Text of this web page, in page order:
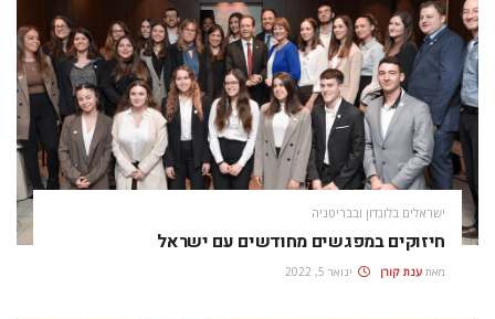
ישראלים בלונדון ובבריטניה
חיזוקים במפגשים מחודשים עם ישראל
מאת ענת קורן ינואר 5, 2022